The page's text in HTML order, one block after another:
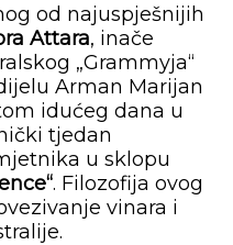
od najuspješnijih
Attara, inače
„Grammyja“
Arman Marijan
idućeg dana u
tjedan
u sklopu
. Filozofija ovog
vinara i